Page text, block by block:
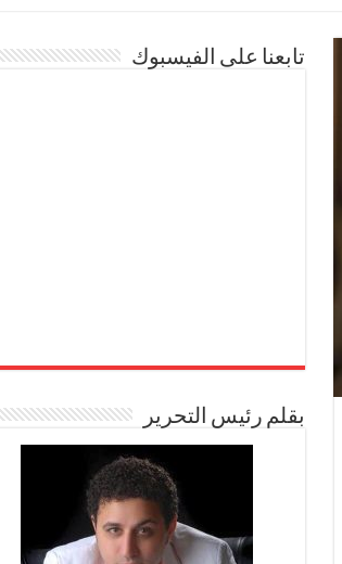
تابعنا على الفيسبوك
بقلم رئيس التحرير